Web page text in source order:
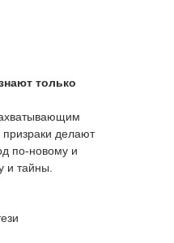
только
делают
по-новому и
и тайны.